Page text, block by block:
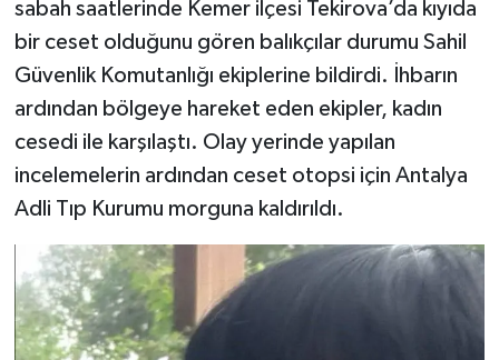
sabah saatlerinde Kemer ilçesi Tekirova’da kıyıda
bir ceset olduğunu gören balıkçılar durumu Sahil
Güvenlik Komutanlığı ekiplerine bildirdi. İhbarın
ardından bölgeye hareket eden ekipler, kadın
cesedi ile karşılaştı. Olay yerinde yapılan
incelemelerin ardından ceset otopsi için Antalya
Adli Tıp Kurumu morguna kaldırıldı.